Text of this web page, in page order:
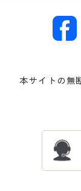
著作権・商標につ
プレゼント＆キャ
交換・返品は
ついて
本サイトの無